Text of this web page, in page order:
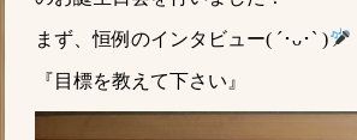
まず、恒例のインタビュー( ´･ᴗ･` )
『目標を教えて下さい』